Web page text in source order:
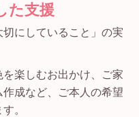
た支援
にしていること」の実
楽しむお出かけ、ご家
成など、ご本人の希望
。